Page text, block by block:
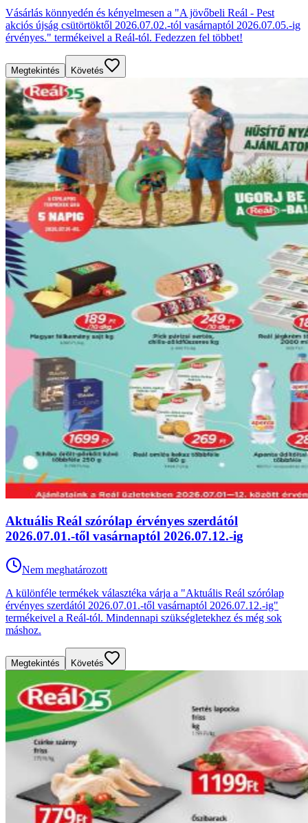
Vásárlás könnyedén és kényelmesen a "A jövőbeli Reál - Pest
akciós újság csütörtöktől 2026.07.02.-tól vasárnaptól 2026.07.05.-ig
érvényes." termékeivel a Reál-tól. Fedezzen fel többet!
Megtekintés Követés
Aktuális Reál szórólap érvényes szerdától
2026.07.01.-től vasárnaptól 2026.07.12.-ig
Nem meghatározott
A különféle termékek választéka várja a "Aktuális Reál szórólap
érvényes szerdától 2026.07.01.-től vasárnaptól 2026.07.12.-ig"
termékeivel a Reál-tól. Mindennapi szükségletekhez és még sok
máshoz.
Megtekintés Követés